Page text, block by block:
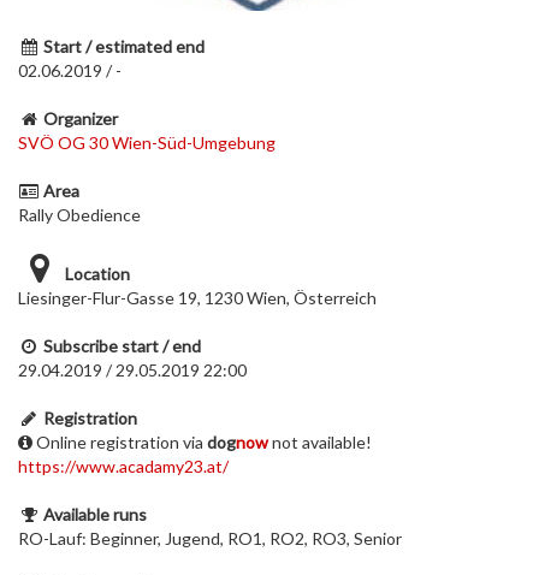
Start / estimated end
02.06.2019 / -
Organizer
SVÖ OG 30 Wien-Süd-Umgebung
Area
Rally Obedience
Location
Liesinger-Flur-Gasse 19, 1230 Wien, Österreich
Subscribe start / end
29.04.2019 / 29.05.2019 22:00
Registration
Online registration via dognownot available!
https://www.acadamy23.at/
Available runs
RO-Lauf: Beginner, Jugend, RO1, RO2, RO3, Senior